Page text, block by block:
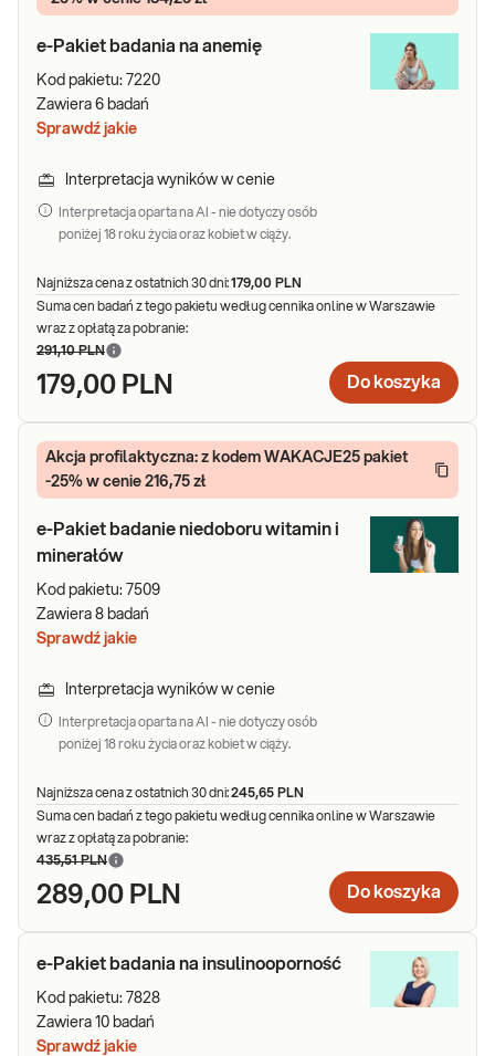
e-Pakiet badania na anemię
Kod pakietu: 7220
Zawiera 6 badań
Sprawdź jakie
Interpretacja wyników w cenie
Interpretacja oparta na AI - nie dotyczy osób
poniżej 18 roku życia oraz kobiet w ciąży.
Najniższa cena z ostatnich 30 dni:179,00 PLN
Suma cen badań z tego pakietu według cennika online w Warszawie
wraz z opłatą za pobranie:
291,10 PLN
179,00 PLN Do koszyka
Akcja profilaktyczna: z kodem WAKACJE25 pakiet
-25% w cenie 216,75 zł
e-Pakiet badanie niedoboru witamin i
minerałów
Kod pakietu: 7509
Zawiera 8 badań
Sprawdź jakie
Interpretacja wyników w cenie
Interpretacja oparta na AI - nie dotyczy osób
poniżej 18 roku życia oraz kobiet w ciąży.
Najniższa cena z ostatnich 30 dni:245,65 PLN
Suma cen badań z tego pakietu według cennika online w Warszawie
wraz z opłatą za pobranie:
435,51 PLN
289,00 PLN Do koszyka
e-Pakiet badania na insulinooporność
Kod pakietu: 7828
Zawiera 10 badań
Sprawdź jakie